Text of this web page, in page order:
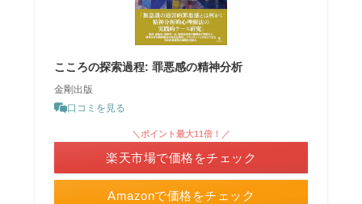
こころの探索過程: 罪悪感の精神分析
金剛出版
口コミを見る
Amazonで価格をチェック
＼ポイント最大11倍！／
楽天市場で価格をチェック